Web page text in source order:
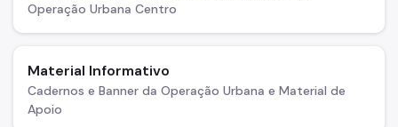
Operação Urbana Centro
Material Informativo
Cadernos e Banner da Operação Urbana e Material de
Apoio